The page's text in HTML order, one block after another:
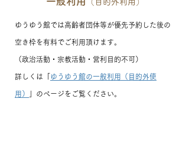
（目的外利用）
ゆうゆう館では高齢者団体等が優先予約した後の
空き枠を有料でご利用頂けます。
（政治活動・宗教活動・営利目的不可）
詳しくは「 ゆうゆう館の一般利用（目的外使
用） 」のページをご覧ください。